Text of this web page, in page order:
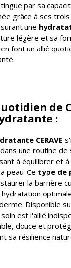
par sa
grâce à ses
une
légère et sa
font un allié
de
:
CERAVE
une routine de
à équilibrer et
peau. Ce type de
la barrière
Disponible
est l'allié
douce et
sa résilience